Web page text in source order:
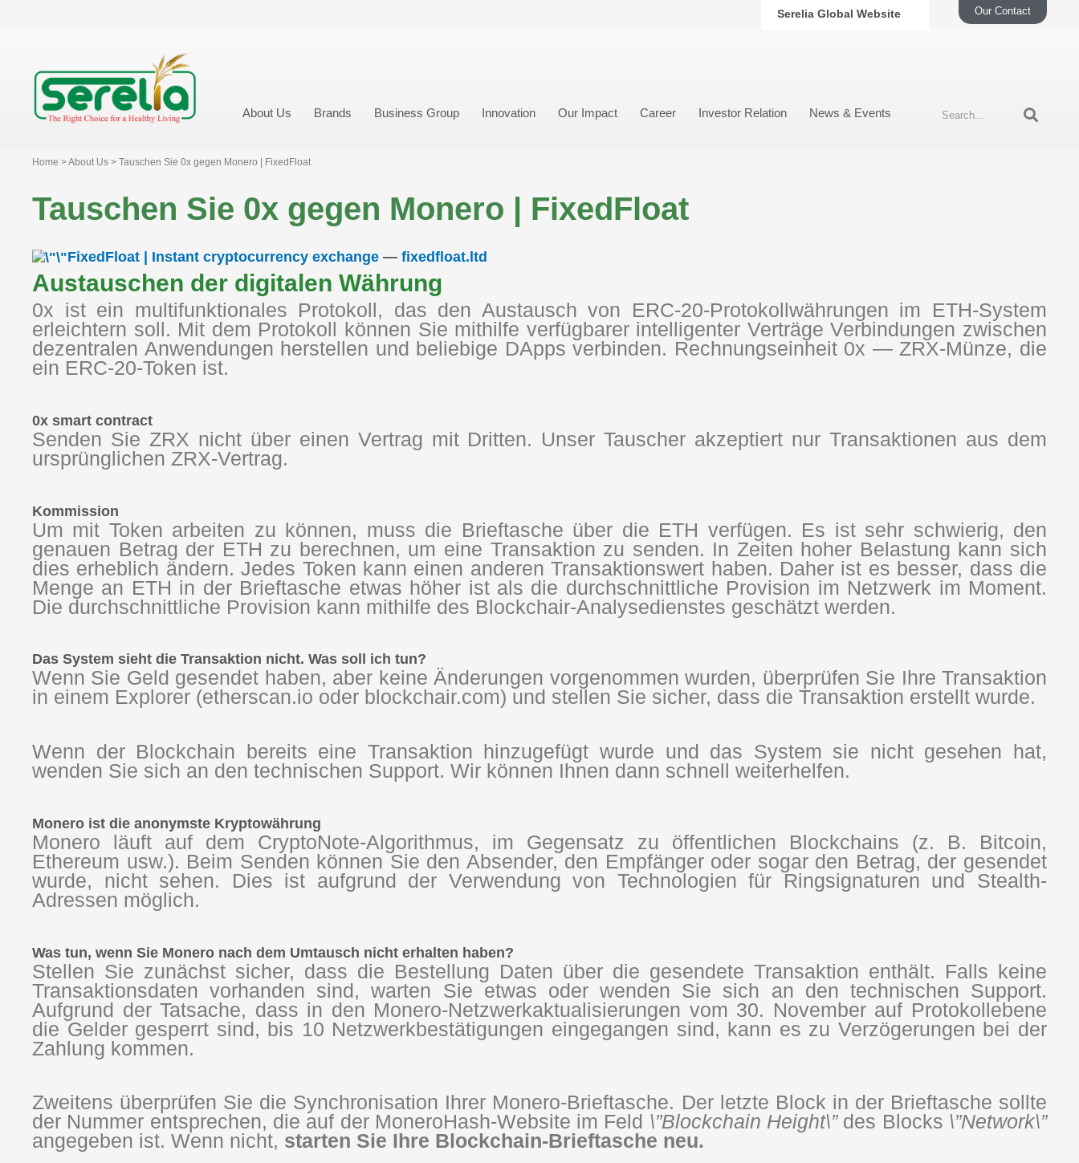
Serelia Global Website Our Contact
About Us Brands Business Group Innovation Our Impact Career Investor Relation News & Events
Home > About Us > Tauschen Sie 0x gegen Monero | FixedFloat
Tauschen Sie 0x gegen Monero | FixedFloat
FixedFloat | Instant cryptocurrency exchange — fixedfloat.ltd
Austauschen der digitalen Währung
0x ist ein multifunktionales Protokoll, das den Austausch von ERC-20-Protokollwährungen im ETH-System
erleichtern soll. Mit dem Protokoll können Sie mithilfe verfügbarer intelligenter Verträge Verbindungen zwischen
dezentralen Anwendungen herstellen und beliebige DApps verbinden. Rechnungseinheit 0x — ZRX-Münze, die
ein ERC-20-Token ist.
0x smart contract
Senden Sie ZRX nicht über einen Vertrag mit Dritten. Unser Tauscher akzeptiert nur Transaktionen aus dem
ursprünglichen ZRX-Vertrag.
Kommission
Um mit Token arbeiten zu können, muss die Brieftasche über die ETH verfügen. Es ist sehr schwierig, den
genauen Betrag der ETH zu berechnen, um eine Transaktion zu senden. In Zeiten hoher Belastung kann sich
dies erheblich ändern. Jedes Token kann einen anderen Transaktionswert haben. Daher ist es besser, dass die
Menge an ETH in der Brieftasche etwas höher ist als die durchschnittliche Provision im Netzwerk im Moment.
Die durchschnittliche Provision kann mithilfe des Blockchair-Analysedienstes geschätzt werden.
Das System sieht die Transaktion nicht. Was soll ich tun?
Wenn Sie Geld gesendet haben, aber keine Änderungen vorgenommen wurden, überprüfen Sie Ihre Transaktion
in einem Explorer (etherscan.io oder blockchair.com) und stellen Sie sicher, dass die Transaktion erstellt wurde.
Wenn der Blockchain bereits eine Transaktion hinzugefügt wurde und das System sie nicht gesehen hat,
wenden Sie sich an den technischen Support. Wir können Ihnen dann schnell weiterhelfen.
Monero ist die anonymste Kryptowährung
Monero läuft auf dem CryptoNote-Algorithmus, im Gegensatz zu öffentlichen Blockchains (z. B. Bitcoin,
Ethereum usw.). Beim Senden können Sie den Absender, den Empfänger oder sogar den Betrag, der gesendet
wurde, nicht sehen. Dies ist aufgrund der Verwendung von Technologien für Ringsignaturen und Stealth-
Adressen möglich.
Was tun, wenn Sie Monero nach dem Umtausch nicht erhalten haben?
Stellen Sie zunächst sicher, dass die Bestellung Daten über die gesendete Transaktion enthält. Falls keine
Transaktionsdaten vorhanden sind, warten Sie etwas oder wenden Sie sich an den technischen Support.
Aufgrund der Tatsache, dass in den Monero-Netzwerkaktualisierungen vom 30. November auf Protokollebene
die Gelder gesperrt sind, bis 10 Netzwerkbestätigungen eingegangen sind, kann es zu Verzögerungen bei der
Zahlung kommen.
Zweitens überprüfen Sie die Synchronisation Ihrer Monero-Brieftasche. Der letzte Block in der Brieftasche sollte
der Nummer entsprechen, die auf der MoneroHash-Website im Feld \”Blockchain Height\”des Blocks \”Network\”
angegeben ist. Wenn nicht, starten Sie Ihre Blockchain-Brieftasche neu.